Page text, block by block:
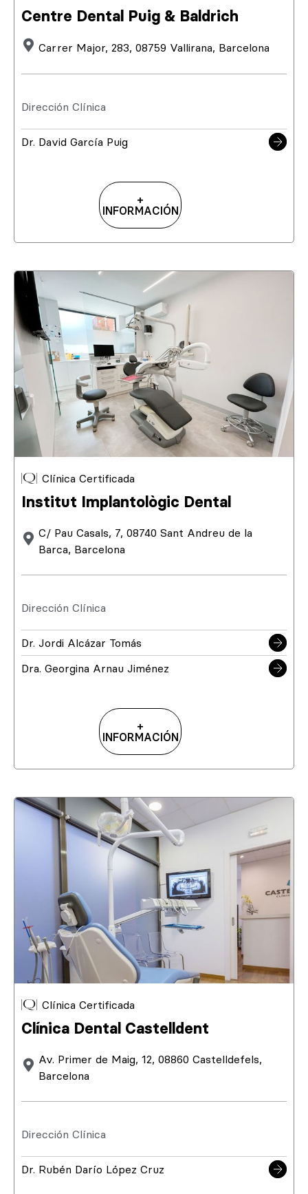
Centre Dental Puig & Baldrich
Carrer Major, 283, 08759 Vallirana, Barcelona
Dirección Clínica
Dr. David García Puig
+
INFORMACIÓN
Clínica Certificada
Institut Implantològic Dental
C/ Pau Casals, 7, 08740 Sant Andreu de la
Barca, Barcelona
Dirección Clínica
Dr. Jordi Alcázar Tomás
Dra. Georgina Arnau Jiménez
+
INFORMACIÓN
Clínica Certificada
Clínica Dental Castelldent
Av. Primer de Maig, 12, 08860 Castelldefels,
Barcelona
Dirección Clínica
Dr. Rubén Darío López Cruz